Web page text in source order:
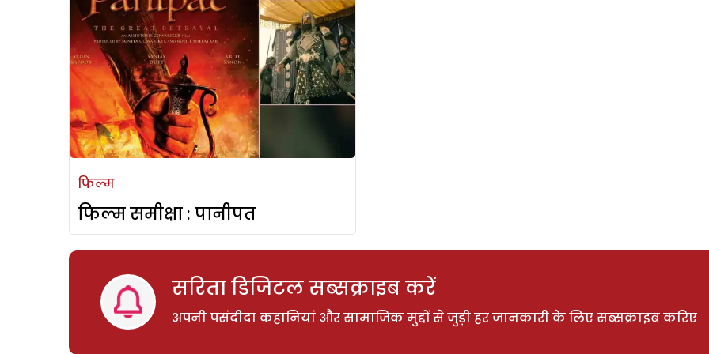
फिल्म
फिल्म समीक्षा : पानीपत
सरिता डिजिटल सब्सक्राइब करें
अपनी पसंदीदा कहानियां और सामाजिक मुद्दों से जुड़ी हर जानकारी के लिए सब्सक्राइब करिए